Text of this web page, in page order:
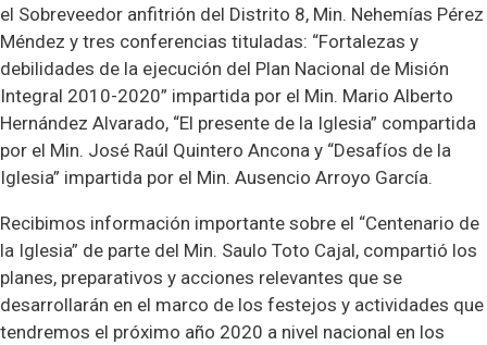
el Sobreveedor anfitrión del Distrito 8, Min. Nehemías Pérez
Méndez y tres conferencias tituladas: “Fortalezas y
debilidades de la ejecución del Plan Nacional de Misión
Integral 2010-2020” impartida por el Min. Mario Alberto
Hernández Alvarado, “El presente de la Iglesia” compartida
por el Min. José Raúl Quintero Ancona y “Desafíos de la
Iglesia” impartida por el Min. Ausencio Arroyo García.
Recibimos información importante sobre el “Centenario de
la Iglesia” de parte del Min. Saulo Toto Cajal, compartió los
planes, preparativos y acciones relevantes que se
desarrollarán en el marco de los festejos y actividades que
tendremos el próximo año 2020 a nivel nacional en los